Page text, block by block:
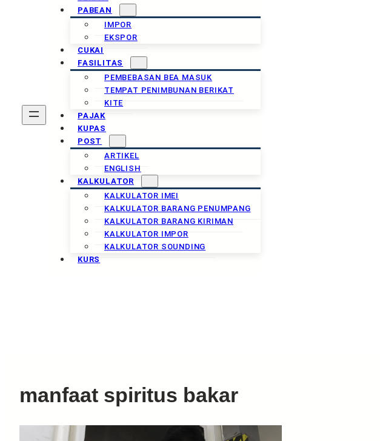
PABEAN
IMPOR
EKSPOR
CUKAI
FASILITAS
PEMBEBASAN BEA MASUK
TEMPAT PENIMBUNAN BERIKAT
KITE
PAJAK
KUPAS
POST
ARTIKEL
ENGLISH
KALKULATOR
KALKULATOR IMEI
KALKULATOR BARANG PENUMPANG
KALKULATOR BARANG KIRIMAN
KALKULATOR IMPOR
KALKULATOR SOUNDING
KURS
manfaat spiritus bakar